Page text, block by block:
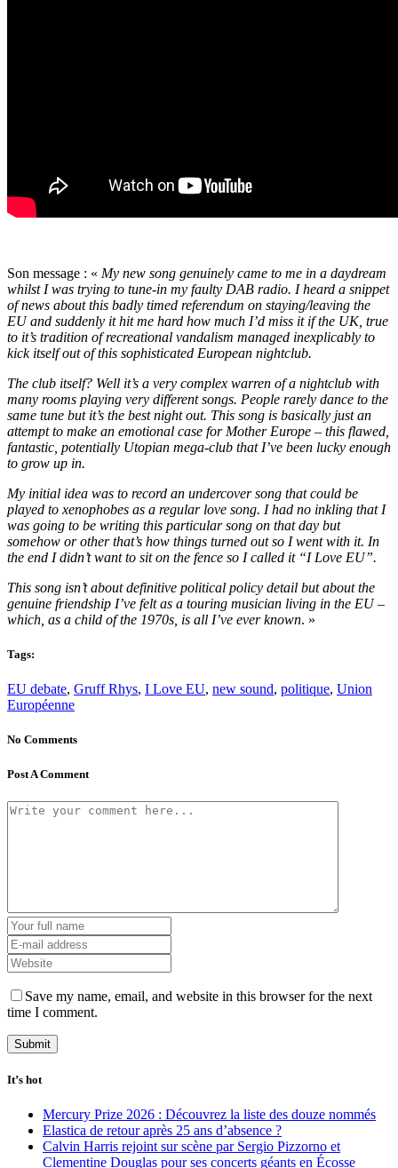
Son message : « My new song genuinely came to me in a daydream
whilst I was trying to tune-in my faulty DAB radio. I heard a snippet
of news about this badly timed referendum on staying/leaving the
EU and suddenly it hit me hard how much I’d miss it if the UK, true
to it’s tradition of recreational vandalism managed inexplicably to
kick itself out of this sophisticated European nightclub.
The club itself? Well it’s a very complex warren of a nightclub with
many rooms playing very different songs. People rarely dance to the
same tune but it’s the best night out. This song is basically just an
attempt to make an emotional case for Mother Europe – this flawed,
fantastic, potentially Utopian mega-club that I’ve been lucky enough
to grow up in.
My initial idea was to record an undercover song that could be
played to xenophobes as a regular love song. I had no inkling that I
was going to be writing this particular song on that day but
somehow or other that’s how things turned out so I went with it. In
the end I didn’t want to sit on the fence so I called it “I Love EU”.
This song isn’t about definitive political policy detail but about the
genuine friendship I’ve felt as a touring musician living in the EU –
which, as a child of the 1970s, is all I’ve ever known. »
Tags:
EU debate, Gruff Rhys, I Love EU, new sound, politique, Union
Européenne
No Comments
Post A Comment
Save my name, email, and website in this browser for the next
time I comment.
It’s hot
Mercury Prize 2026 : Découvrez la liste des douze nommés
Elastica de retour après 25 ans d’absence ?
Calvin Harris rejoint sur scène par Sergio Pizzorno et
Clementine Douglas pour ses concerts géants en Écosse